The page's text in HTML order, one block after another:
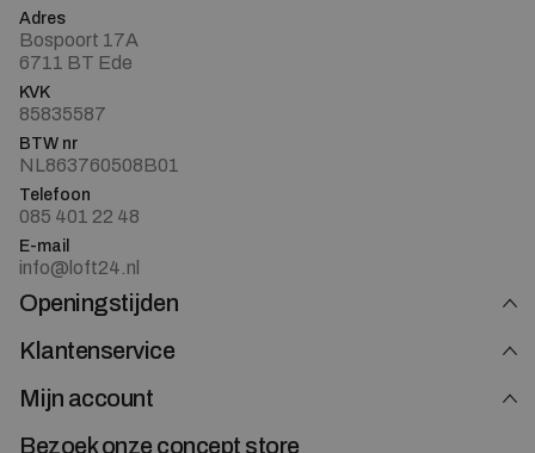
Adres
Bospoort 17A
6711 BT Ede
KVK
85835587
BTW nr
NL863760508B01
Telefoon
085 401 22 48
E-mail
info@loft24.nl
Openingstijden
Klantenservice
Mijn account
Bezoek onze concept store